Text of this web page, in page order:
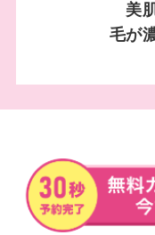
美
毛が